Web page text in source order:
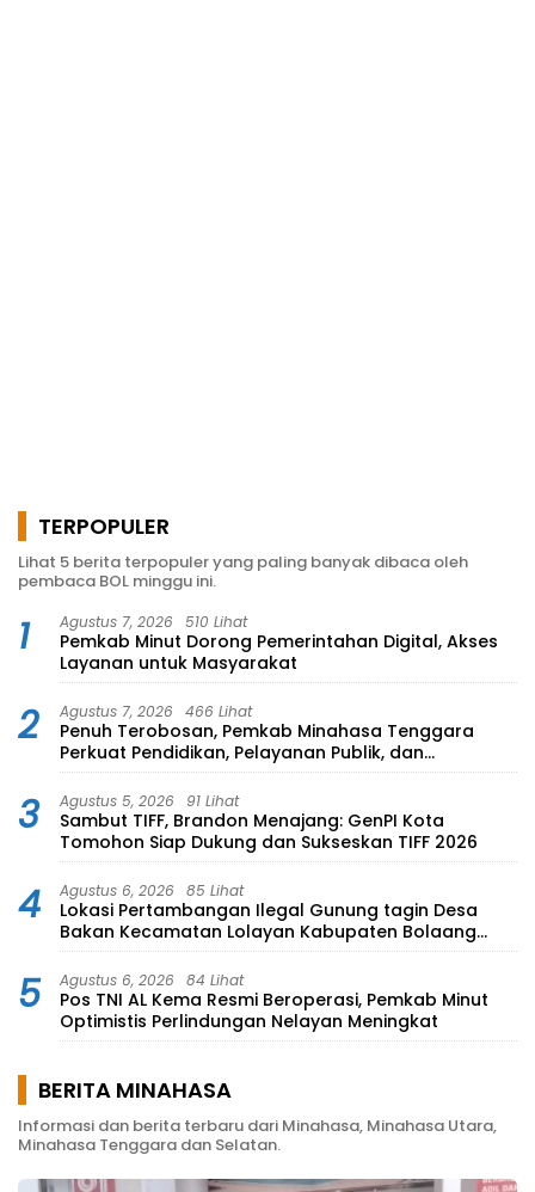
TERPOPULER
Lihat 5 berita terpopuler yang paling banyak dibaca oleh
pembaca BOL minggu ini.
1 Agustus 7, 2026 510 Lihat
Pemkab Minut Dorong Pemerintahan Digital, Akses
Layanan untuk Masyarakat
2 Agustus 7, 2026 466 Lihat
Penuh Terobosan, Pemkab Minahasa Tenggara
Perkuat Pendidikan, Pelayanan Publik, dan
Kesehatan
3 Agustus 5, 2026 91 Lihat
Sambut TIFF, Brandon Menajang: ​GenPI Kota
Tomohon Siap Dukung dan Sukseskan TIFF 2026
4 Agustus 6, 2026 85 Lihat
Lokasi Pertambangan Ilegal Gunung tagin Desa
Bakan Kecamatan Lolayan Kabupaten Bolaang
Mongondow di perkebunan Lolotut Target
Bareskrim TIPEDTER MABES POLRI
5 Agustus 6, 2026 84 Lihat
Pos TNI AL Kema Resmi Beroperasi, Pemkab Minut
Optimistis Perlindungan Nelayan Meningkat
BERITA MINAHASA
Informasi dan berita terbaru dari Minahasa, Minahasa Utara,
Minahasa Tenggara dan Selatan.